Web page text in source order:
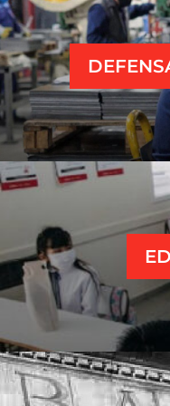
que poner prioridad
de las familias
de miles y miles de
el acceso al agua
sectores, que
para
El deterioro
descomunal y las
calefacción y
peligroso en
consideran
cómplices de
Las causas de
torno al manejo de